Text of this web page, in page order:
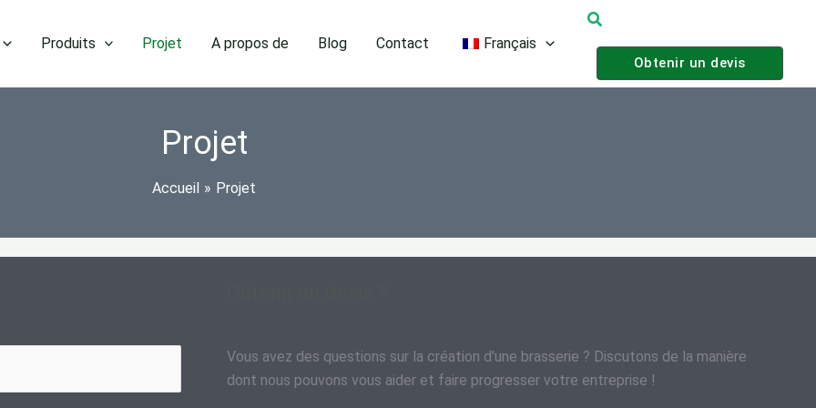
Produits Projet A propos de Blog Contact Français
Recherche
Obtenir un devis
Projet
Accueil Projet
Vous avez des questions sur la création d'une brasserie ? Discutons de la manière
dont nous pouvons vous aider et faire progresser votre entreprise !